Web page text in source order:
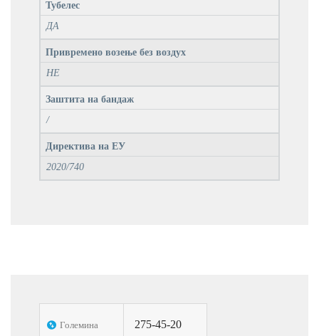
Тубелес
ДА
Привремено возење без воздух
НЕ
Заштита на бандаж
/
Директива на ЕУ
2020/740
Големина 275-45-20